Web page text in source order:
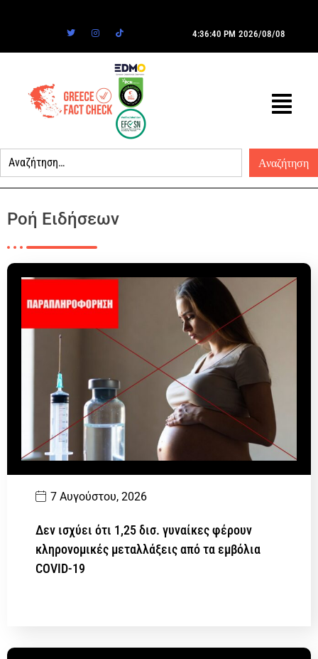
4:36:40 PM 2026/08/08
Ροή Ειδήσεων
7 Αυγούστου, 2026
Δεν ισχύει ότι 1,25 δισ. γυναίκες φέρουν
κληρονομικές μεταλλάξεις από τα εμβόλια
COVID-19